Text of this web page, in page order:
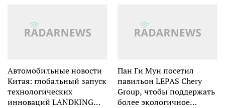
Автомобильные новости
Китая: глобальный запуск
технологических
инноваций LANDKING
Пан Ги Мун посетил
павильон LEPAS Chery
Group, чтобы поддержать
более экологичное